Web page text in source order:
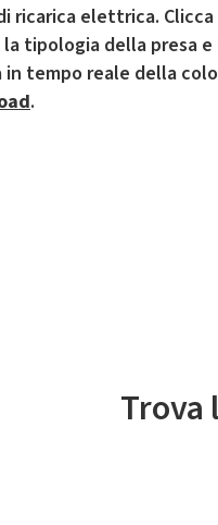
ricarica elettrica. Clicca
tipologia della presa e
tempo reale della
.
Il servizio di
Trova